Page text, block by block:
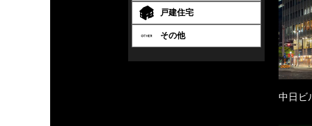
戸建住宅
その他
中日ビ